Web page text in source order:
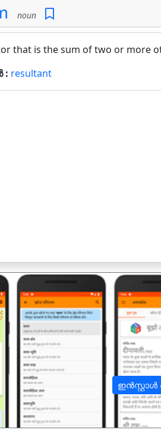
noun
that is the sum of two or more
: resultant